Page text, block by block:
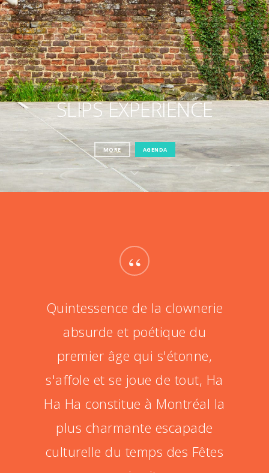
SLIPS EXPERIENCE
MORE AGENDA
“
Quintessence de la clownerie
absurde et poétique du
premier âge qui s'étonne,
s'affole et se joue de tout, Ha
Ha Ha constitue à Montréal la
plus charmante escapade
culturelle du temps des Fêtes